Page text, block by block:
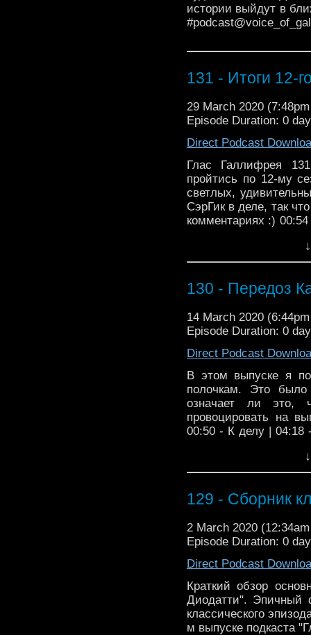
истории выйдут в
131 - Итоги 12-
29 March 2020
Episode Duration: 0
Direct Podcast
Глас Галлифрея
пройтись по 12-му
светлых,
СэрГик в деле, так
комментариях :)
130 - Передоз
14 March 2020
Episode Duration: 0
Direct Podcast
В этом выпуске я
полочкам. Это
означает ли это,
провоцировать на
00:50 - К делу | 04:18
Тектеюн и
Кибертаймлорды |
129 - Сборник
2 March 2020
Episode Duration: 0
Direct Podcast
Краткий обзор
Диодатти". Эпичный
классического
м выпуске подкаста